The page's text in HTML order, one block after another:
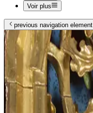
Voir plus
previous navigation element